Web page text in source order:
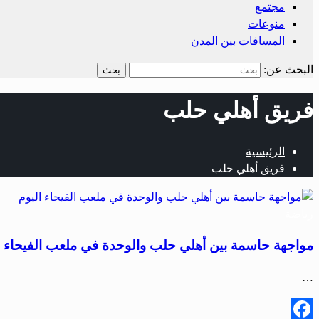
مجتمع
منوعات
المسافات بين المدن
البحث عن:
فريق أهلي حلب
الرئيسية
فريق أهلي حلب
مواجهة حاسمة بين أهلي حلب والوحدة في ملعب الفيحاء
…